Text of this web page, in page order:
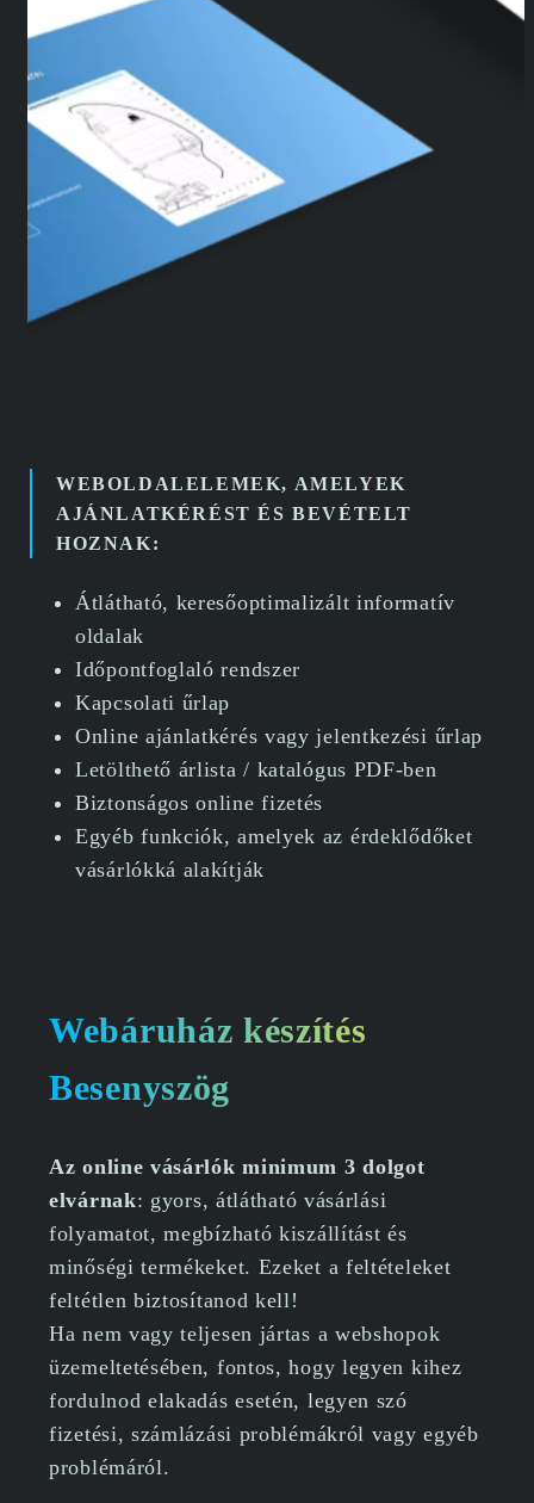
WEBOLDALELEMEK, AMELYEK
AJÁNLATKÉRÉST ÉS BEVÉTELT
HOZNAK:
Átlátható, keresőoptimalizált informatív
oldalak
Időpontfoglaló rendszer
Kapcsolati űrlap
Online ajánlatkérés vagy jelentkezési űrlap
Letölthető árlista / katalógus PDF-ben
Biztonságos online fizetés
Egyéb funkciók, amelyek az érdeklődőket
vásárlókká alakítják
Webáruház készítés
Besenyszög
Az online vásárlók minimum 3 dolgot
elvárnak: gyors, átlátható vásárlási
folyamatot, megbízható kiszállítást és
minőségi termékeket. Ezeket a feltételeket
feltétlen biztosítanod kell!
Ha nem vagy teljesen jártas a webshopok
üzemeltetésében, fontos, hogy legyen kihez
fordulnod elakadás esetén, legyen szó
fizetési, számlázási problémákról vagy egyéb
problémáról.